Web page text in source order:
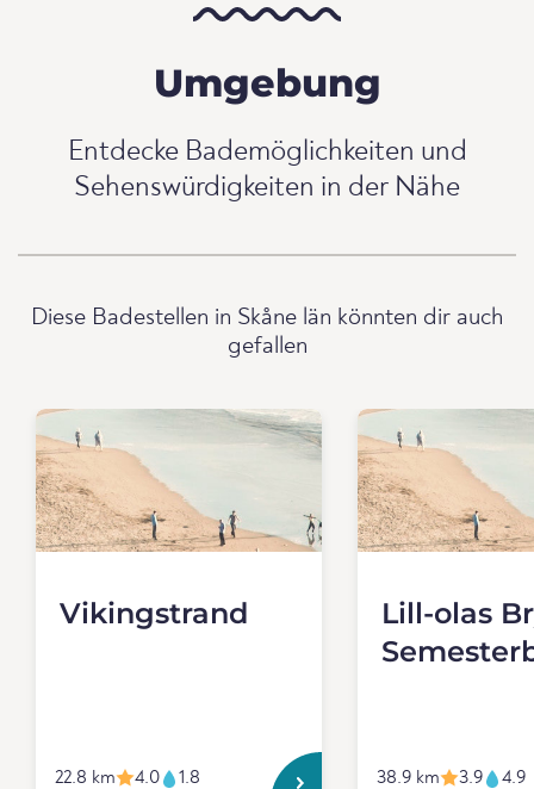
Umgebung
Entdecke Bademöglichkeiten und
Sehenswürdigkeiten in der Nähe
Diese Badestellen in Skåne län könnten dir auch
gefallen
Vikingstrand
22.8 km 4.0 1.8
Lill-olas
38.9 km 3.9 4.9